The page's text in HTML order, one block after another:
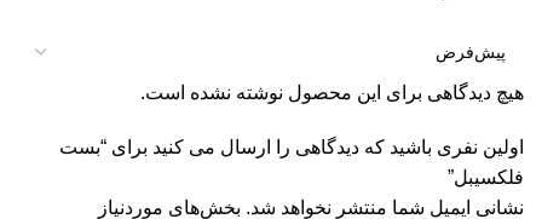
هیچ دیدگاهی برای این محصول نوشته نشده است.
اولین نفری باشید که دیدگاهی را ارسال می کنید برای “بست
فلکسیبل”
نشانی ایمیل شما منتشر نخواهد شد. بخش‌های موردنیاز